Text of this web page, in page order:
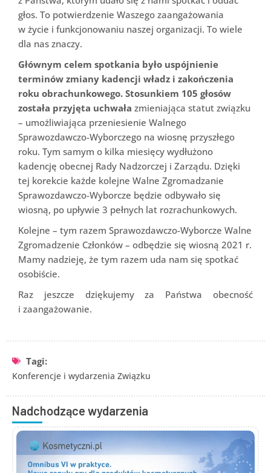
głos. To potwierdzenie Waszego zaangażowania
w życie i funkcjonowaniu naszej organizacji. To wiele
dla nas znaczy.
Głównym celem spotkania było uspójnienie
terminów zmiany kadencji władz i zakończenia
roku obrachunkowego. Stosunkiem 105 głosów
została przyjęta uchwała zmieniająca statut związku
– umożliwiająca przeniesienie Walnego
Sprawozdawczo-Wyborczego na wiosnę przyszłego
roku. Tym samym o kilka miesięcy wydłużono
kadencję obecnej Rady Nadzorczej i Zarządu. Dzięki
tej korekcie każde kolejne Walne Zgromadzanie
Sprawozdawczo-Wyborcze będzie odbywało się
wiosną, po upływie 3 pełnych lat rozrachunkowych.
Kolejne – tym razem Sprawozdawczo-Wyborcze Walne
Zgromadzenie Członków – odbędzie się wiosną 2021 r.
Mamy nadzieję, że tym razem uda nam się spotkać
osobiście.
Raz jeszcze dziękujemy za Państwa obecność
i zaangażowanie.
Tagi:
Konferencje i wydarzenia Związku
Nadchodzące wydarzenia